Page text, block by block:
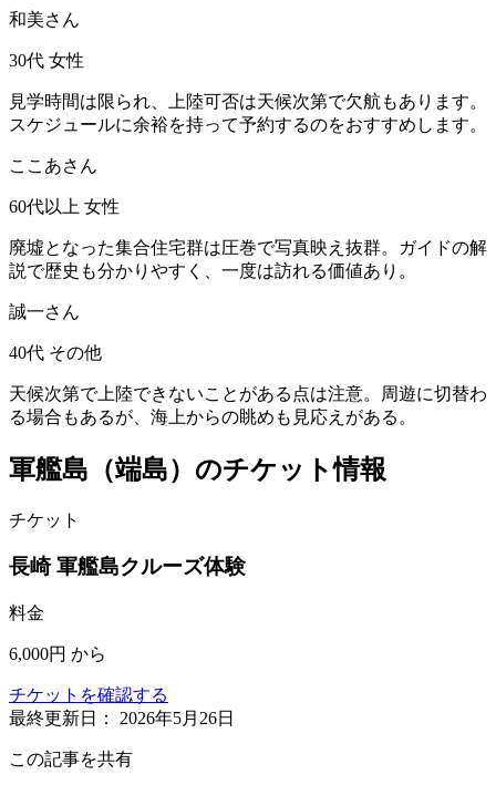
和美さん
30代 女性
見学時間は限られ、上陸可否は天候次第で欠航もあります。
スケジュールに余裕を持って予約するのをおすすめします。
ここあさん
60代以上 女性
廃墟となった集合住宅群は圧巻で写真映え抜群。ガイドの解
説で歴史も分かりやすく、一度は訪れる価値あり。
誠一さん
40代 その他
天候次第で上陸できないことがある点は注意。周遊に切替わ
る場合もあるが、海上からの眺めも見応えがある。
軍艦島（端島）のチケット情報
チケット
長崎 軍艦島クルーズ体験
料金
6,000円 から
チケットを確認する
最終更新日： 2026年5月26日
この記事を共有